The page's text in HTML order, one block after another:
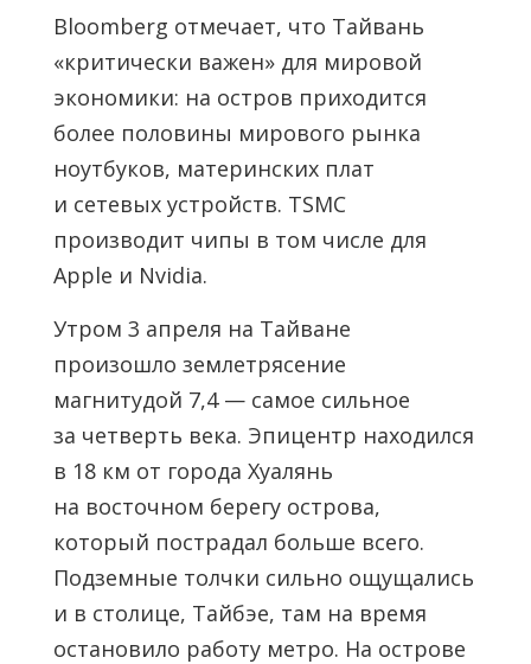
Bloomberg отмечает, что Тайвань
«критически важен» для мировой
экономики: на остров приходится
более половины мирового рынка
ноутбуков, материнских плат
и сетевых устройств. TSMC
производит чипы в том числе для
Apple и Nvidia.
Утром 3 апреля на Тайване
произошло землетрясение
магнитудой 7,4 — самое сильное
за четверть века. Эпицентр находился
в 18 км от города Хуалянь
на восточном берегу острова,
который пострадал больше всего.
Подземные толчки сильно ощущались
и в столице, Тайбэе, там на время
остановило работу метро. На острове